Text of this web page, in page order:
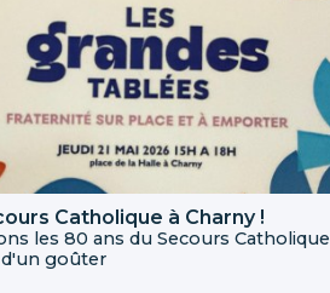
Catholique à Charny !
les 80 ans du Secours Catholique
goûter